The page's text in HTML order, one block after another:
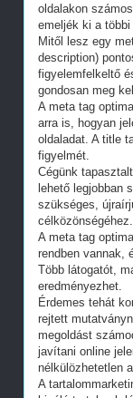
oldalakon
emeljék ki a
Mitől lesz egy
description)
figyelemfelkeltő
gondosan meg
A meta tag
arra is, hogyan
oldaladat. A title
figyelmét.
Cégünk
lehető legjobban
szükséges,
célközönségéhez.
A meta tag
rendben vannak,
Több látogatót,
eredményezhet.
Érdemes tehát
rejtett
megoldást
javítani online
nélkülözhetetlen
A